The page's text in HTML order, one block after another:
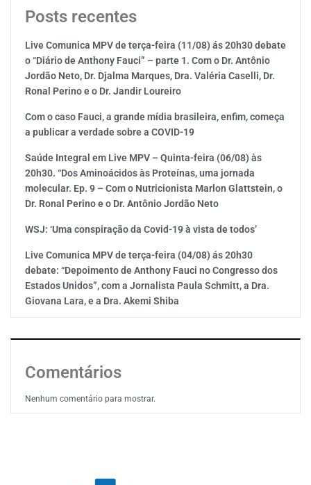
Posts recentes
Live Comunica MPV de terça-feira (11/08) ás 20h30 debate
o “Diário de Anthony Fauci” – parte 1. Com o Dr. Antônio
Jordão Neto, Dr. Djalma Marques, Dra. Valéria Caselli, Dr.
Ronal Perino e o Dr. Jandir Loureiro
Com o caso Fauci, a grande mídia brasileira, enfim, começa
a publicar a verdade sobre a COVID-19
Saúde Integral em Live MPV – Quinta-feira (06/08) às
20h30. “Dos Aminoácidos às Proteínas, uma jornada
molecular. Ep. 9 – Com o Nutricionista Marlon Glattstein, o
Dr. Ronal Perino e o Dr. Antônio Jordão Neto
WSJ: ‘Uma conspiração da Covid-19 à vista de todos’
Live Comunica MPV de terça-feira (04/08) ás 20h30
debate: “Depoimento de Anthony Fauci no Congresso dos
Estados Unidos”, com a Jornalista Paula Schmitt, a Dra.
Giovana Lara, e a Dra. Akemi Shiba
Comentários
Nenhum comentário para mostrar.